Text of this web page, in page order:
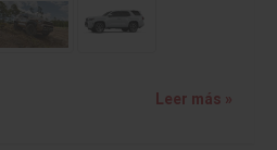
Leer más »